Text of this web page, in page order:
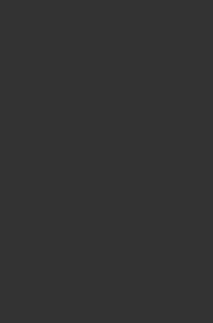
PARA MÃOS MILK